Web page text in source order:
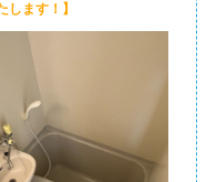
ます！】